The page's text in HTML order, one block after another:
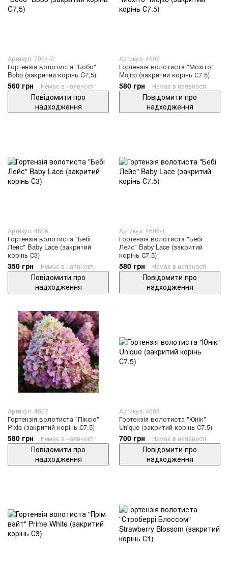
Артикул: 7054-2
Гортензія волотиста "Бобо"
Bobo (закритий корінь C7,5)
560 грн Немає в наявності
Повідомити про
надходження
Артикул: 4605
Гортензія волотиста "Мохіто"
Mojito (закритий корінь С7.5)
580 грн Немає в наявності
Повідомити про
надходження
Артикул: 4606
Гортензія волотиста "Бебі
Лейс" Baby Lace (закритий
корінь С3)
350 грн Немає в наявності
Повідомити про
надходження
Артикул: 4606-1
Гортензія волотиста "Бебі
Лейс" Baby Lace (закритий
корінь С7.5)
580 грн Немає в наявності
Повідомити про
надходження
Артикул: 4607
Гортензія волотиста "Піксіо"
Pixio (закритий корінь С7.5)
580 грн Немає в наявності
Повідомити про
надходження
Артикул: 4608
Гортензія волотиста "Юнік"
Unique (закритий корінь С7.5)
700 грн Немає в наявності
Повідомити про
надходження